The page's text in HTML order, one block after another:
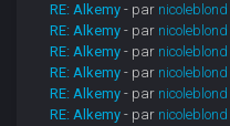
RE: Alkemy - par nicoleblond
RE: Alkemy - par nicoleblond
RE: Alkemy - par nicoleblond
RE: Alkemy - par nicoleblond
RE: Alkemy - par nicoleblond
RE: Alkemy - par nicoleblond